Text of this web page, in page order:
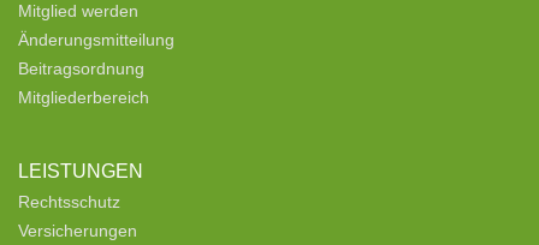
Mitglied werden
Änderungsmitteilung
Beitragsordnung
Mitgliederbereich
LEISTUNGEN
Rechtsschutz
Versicherungen